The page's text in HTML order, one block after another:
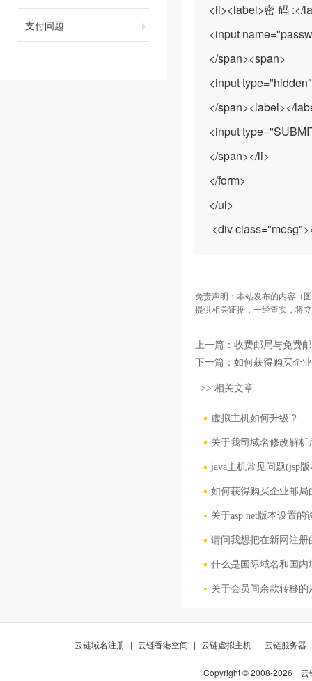
支付问题
<li><label>密 码 :</
<input
</span><span>
<input
</span><label></
<input
</span></li>
</form>
</ul>
<div
免责声明：本站发布的内容（
提供相关证据，一经查实，将
上一篇： 收费邮局与免费
下一篇： 如何获得购买企
>> 相关文章
虚拟主机如何升级？
关于我司域名修改解
java主机常见问题(jsp
如何获得购买企业邮局
关于asp.net版本设置的
请问我想把在新网注
什么是国际域名和国
关于会员间余款转移的
云链域名注册 | 云链香港空间 | 云链虚拟主机 | 云链服务器
Copyright © 2008-2026
云